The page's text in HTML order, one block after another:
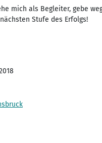
mich als Begleiter, gebe
Stufe des Erfolgs!